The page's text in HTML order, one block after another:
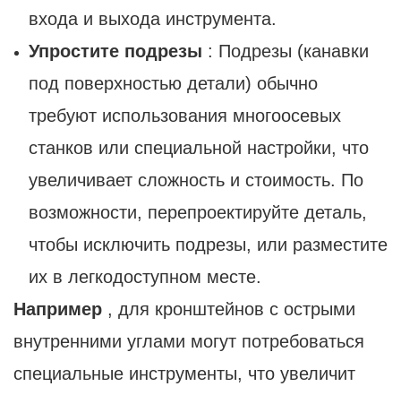
входа и выхода инструмента.
Упростите подрезы : Подрезы (канавки
под поверхностью детали) обычно
требуют использования многоосевых
станков или специальной настройки, что
увеличивает сложность и стоимость. По
возможности, перепроектируйте деталь,
чтобы исключить подрезы, или разместите
их в легкодоступном месте.
Например , для кронштейнов с острыми
внутренними углами могут потребоваться
специальные инструменты, что увеличит